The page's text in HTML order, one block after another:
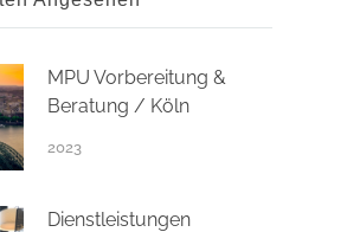
MPU Vorbereitung &
Beratung / Köln
2023
Dienstleistungen